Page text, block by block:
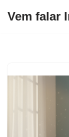
Vem falar